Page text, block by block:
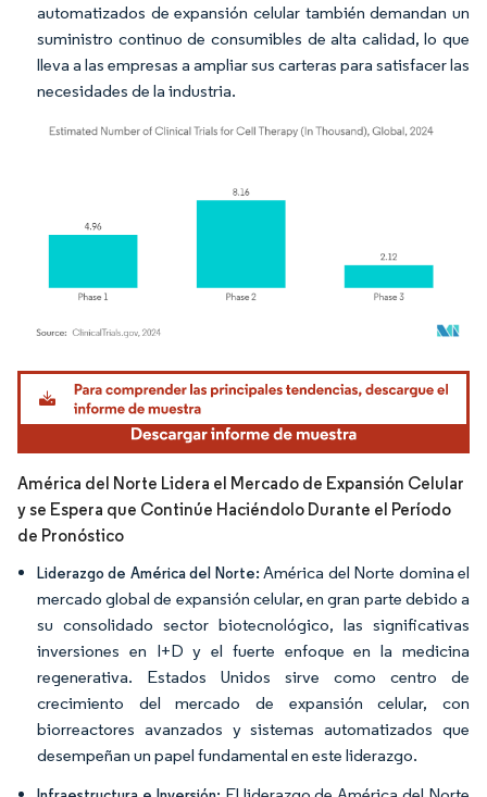
automatizados de expansión celular también demandan un
suministro continuo de consumibles de alta calidad, lo que
lleva a las empresas a ampliar sus carteras para satisfacer las
necesidades de la industria.
Imagen © Mordor Intelligence. El uso requiere atribución según CC BY 4.0.
América del Norte Lidera el Mercado de Expansión Celular
y se Espera que Continúe Haciéndolo Durante el Período
de Pronóstico
Liderazgo de América del Norte: América del Norte domina el
mercado global de expansión celular, en gran parte debido a
su consolidado sector biotecnológico, las significativas
inversiones en I+D y el fuerte enfoque en la medicina
regenerativa. Estados Unidos sirve como centro de
crecimiento del mercado de expansión celular, con
biorreactores avanzados y sistemas automatizados que
desempeñan un papel fundamental en este liderazgo.